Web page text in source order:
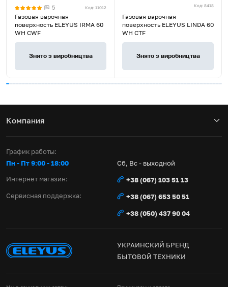
5 Код: 11012
Газовая варочная
поверхность ELEYUS IRMA 60
WH CWF
Знято з виробництва
Код: 8418
Газовая варочная
поверхность ELEYUS LINDA 60
WH CTF
Знято з виробництва
4.9
out
of
Компания
График работы:
Пн - Пт 9:00 - 18:00
Сб, Вс - выходной
Интернет магазин:
+38 (067) 103 51 13
Сервисная поддержка:
+38 (067) 653 50 51
+38 (050) 437 90 04
УКРАИНСКИЙ БРЕНД
БЫТОВОЙ ТЕХНИКИ